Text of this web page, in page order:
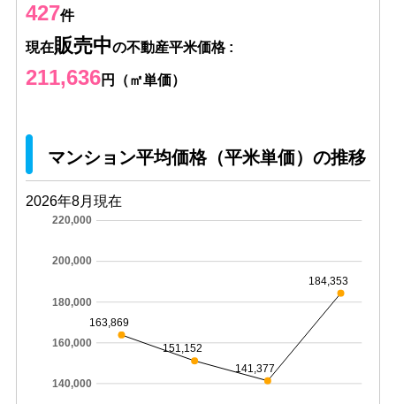
427件
現在販売中の不動産平米価格 :
211,636円（㎡単価）
マンション平均価格（平米単価）の推移
2026年8月現在
140,000
160,000
180,000
200,000
220,000
163,869
151,152
141,377
184,353